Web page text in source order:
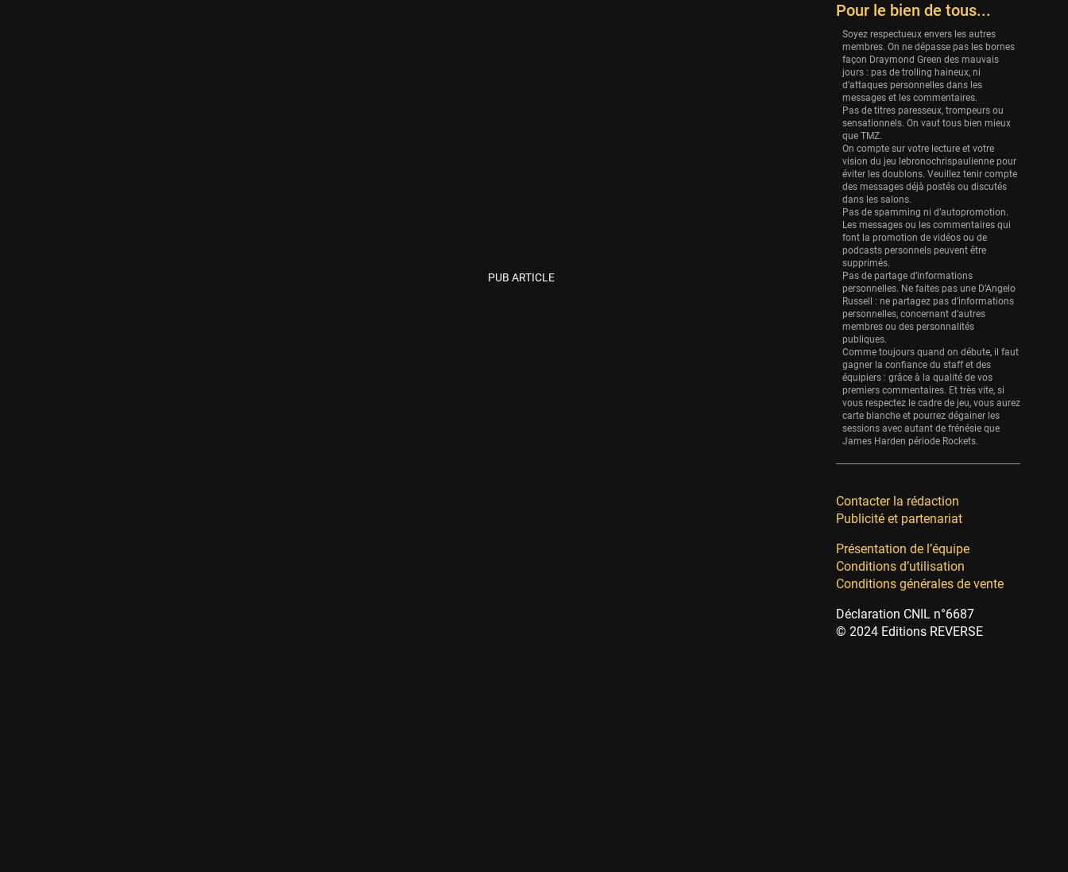
PUB ARTICLE
Houston Rockets
31 sessions
Washington Wizards
29 sessions
Portland Trail Blazers
27 sessions
Eurobasket
25 sessions
Detroit Pistons
25 sessions
Brooklyn Nets
24 sessions
Sacramento Kings
24 sessions
Utah Jazz
22 sessions
Toronto Raptors
18 sessions
REVERSE
11 sessions
Pour le bien de tous...
Soyez respectueux envers les autres
membres. On ne dépasse pas les bornes
façon Draymond Green des mauvais
jours : pas de trolling haineux, ni
d’attaques personnelles dans les
messages et les commentaires.
Pas de titres paresseux, trompeurs ou
sensationnels. On vaut tous bien mieux
que TMZ.
On compte sur votre lecture et votre
vision du jeu lebronochrispaulienne pour
éviter les doublons. Veuillez tenir compte
des messages déjà postés ou discutés
dans les salons.
Pas de spamming ni d’autopromotion.
Les messages ou les commentaires qui
font la promotion de vidéos ou de
podcasts personnels peuvent être
supprimés.
Pas de partage d’informations
personnelles. Ne faites pas une D’Angelo
Russell : ne partagez pas d’informations
personnelles, concernant d’autres
membres ou des personnalités
publiques.
Comme toujours quand on débute, il faut
gagner la confiance du staff et des
équipiers : grâce à la qualité de vos
premiers commentaires. Et très vite, si
vous respectez le cadre de jeu, vous aurez
carte blanche et pourrez dégainer les
sessions avec autant de frénésie que
James Harden période Rockets.
Contacter la rédaction
Publicité et partenariat
Présentation de l’équipe
Conditions d’utilisation
Conditions générales de vente
Déclaration CNIL n°6687
© 2024 Editions REVERSE